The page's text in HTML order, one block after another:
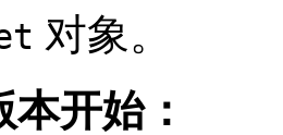
对象。
开始：